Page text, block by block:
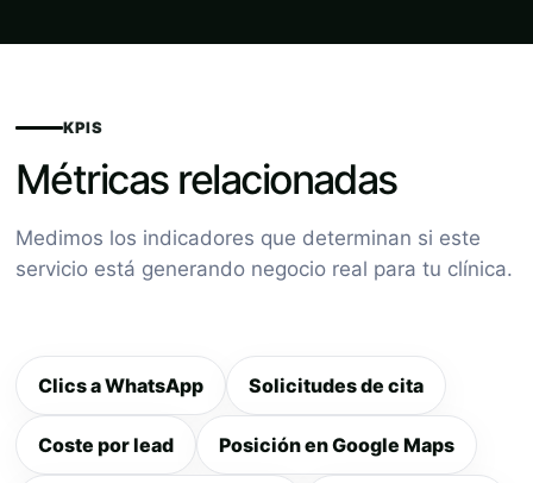
KPIS
Métricas relacionadas
Medimos los indicadores que determinan si este
servicio está generando negocio real para tu clínica.
Clics a WhatsApp Solicitudes de cita
Coste por lead Posición en Google Maps